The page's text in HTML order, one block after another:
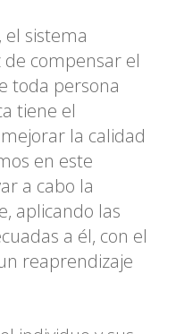
sistema
de compensar el
toda persona
tiene el
la calidad
en este
a cabo la
aplicando las
a él, con el
reaprendizaje